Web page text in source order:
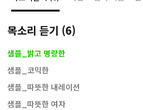
목소리 듣기 (6)
샘플_밝고 명랑한
샘플_코믹한
샘플_따뜻한 내레이션
샘플_따뜻한 여자